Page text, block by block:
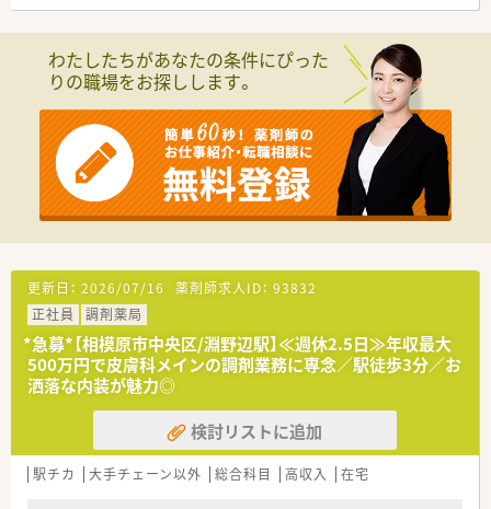
わたしたちがあなたの条件にぴった
りの職場をお探しします。
更新日： 2026/07/16 薬剤師求人ID： 93832
正社員
調剤薬局
*急募*【相模原市中央区/淵野辺駅】≪週休2.5日≫年収最大
500万円で皮膚科メインの調剤業務に専念／駅徒歩3分／お
洒落な内装が魅力◎
検討リストに追加
駅チカ 大手チェーン以外 総合科目 高収入 在宅